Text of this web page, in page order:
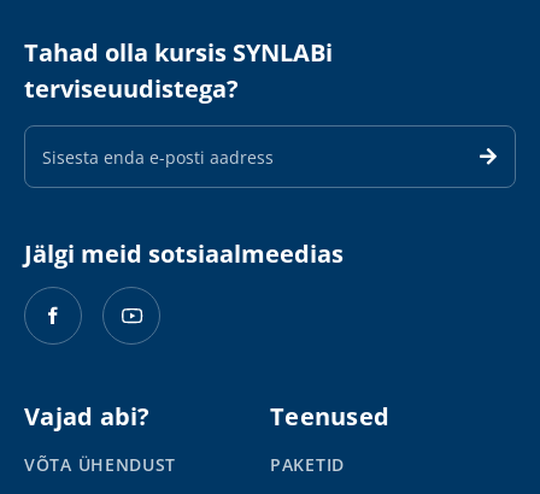
Tahad olla kursis SYNLABi
terviseuudistega?
E-
maili
aadress
Jälgi meid sotsiaalmeedias
Vajad abi?
VÕTA ÜHENDUST
Teenused
PAKETID